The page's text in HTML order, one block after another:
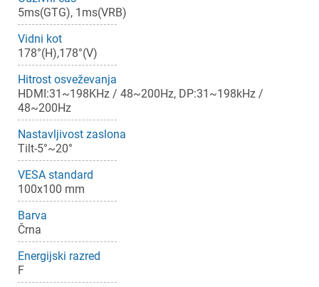
5ms(GTG), 1ms(VRB)
Vidni kot
178°(H),178°(V)
Hitrost osveževanja
HDMI:31~198KHz / 48~200Hz, DP:31~198kHz /
48~200Hz
Nastavljivost zaslona
Tilt-5°~20°
VESA standard
100x100 mm
Barva
Črna
Energijski razred
F
Prijava
Za dodajanje na seznam želja morate biti prijavljeni.
Prekliči